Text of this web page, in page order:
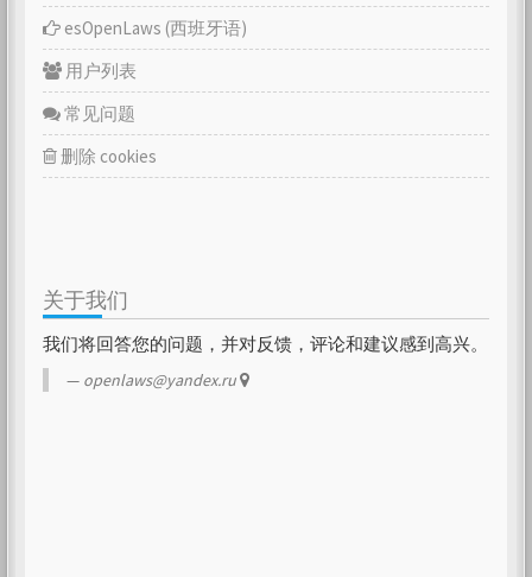
esOpenLaws (西班牙语)
用户列表
常见问题
删除 cookies
关于我们
我们将回答您的问题，并对反馈，评论和建议感到高兴。
openlaws@yandex.ru